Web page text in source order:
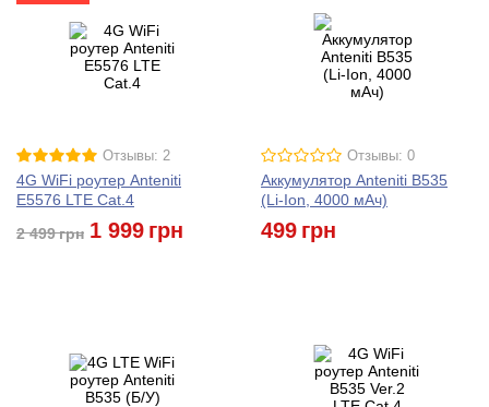
Отзывы: 2
4G WiFi роутер Anteniti
E5576 LTE Cat.4
2 499грн 1 999 грн
Отзывы: 0
Аккумулятор Anteniti B535
(Li-Ion, 4000 мАч)
499 грн